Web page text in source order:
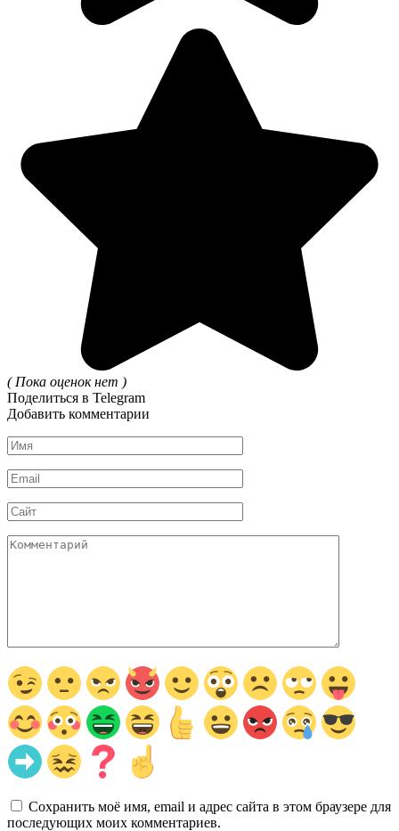
( Пока оценок нет )
Поделиться в Telegram
Добавить комментарии
Имя
*
Email
*
Сайт
Комментарий
Сохранить моё имя, email и адрес сайта в этом браузере для
последующих моих комментариев.